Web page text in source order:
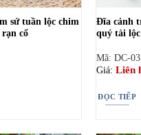
sứ tuần lộc chim
cổ
Đĩa cảnh
quý tài
Mã: DC-03
Giá: Liên
ĐỌC TIẾP